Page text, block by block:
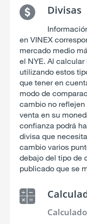
Divisas
en VINEX
mercado medio
el NYE. Al
utilizando estos
que tener en
modo de
cambio no
venta en su
confianza podrá
divisa que
cambio varios
debajo del tipo de
publicado que se